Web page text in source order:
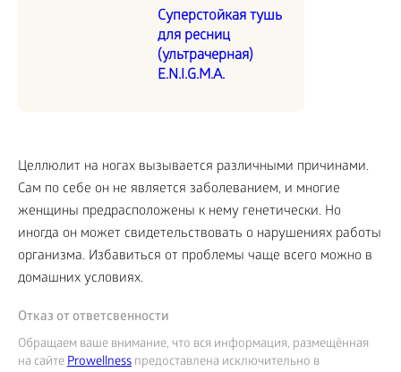
Суперстойкая тушь
для ресниц
(ультрачерная)
E.N.I.G.M.A.
Целлюлит на ногах вызывается различными причинами.
Сам по себе он не является заболеванием, и многие
женщины предрасположены к нему генетически. Но
иногда он может свидетельствовать о нарушениях работы
организма. Избавиться от проблемы чаще всего можно в
домашних условиях.
Отказ от ответсвенности
Обращаем ваше внимание, что вся информация, размещённая
на сайтеProwellness предоставлена исключительно в